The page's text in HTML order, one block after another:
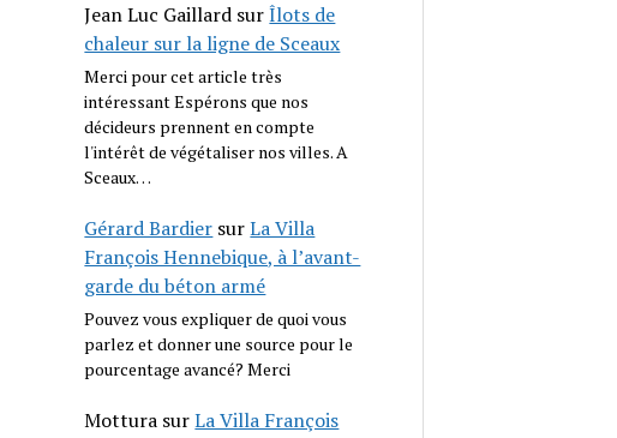
Jean Luc Gaillard surÎlots de
chaleur sur la ligne de Sceaux
Merci pour cet article très
intéressant Espérons que nos
décideurs prennent en compte
l'intérêt de végétaliser nos villes. A
Sceaux…
Gérard Bardier surLa Villa
François Hennebique, à l’avant-
garde du béton armé
Pouvez vous expliquer de quoi vous
parlez et donner une source pour le
pourcentage avancé? Merci
Mottura surLa Villa François